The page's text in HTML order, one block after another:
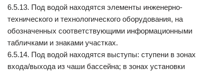
6.5.13. Под водой находятся элементы инженерно-
технического и технологического оборудования, на
обозначенных соответствующими информационными
табличками и знаками участках.
6.5.14. Под водой находятся выступы: ступени в зонах
входа/выхода из чаши бассейна; в зонах установки